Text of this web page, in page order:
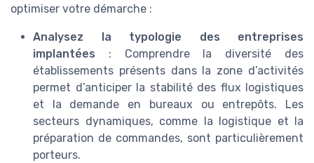
optimiser votre démarche :
Analysez la typologie des entreprises
implantées : Comprendre la diversité des
établissements présents dans la zone d’activités
permet d’anticiper la stabilité des flux logistiques
et la demande en bureaux ou entrepôts. Les
secteurs dynamiques, comme la logistique et la
préparation de commandes, sont particulièrement
porteurs.